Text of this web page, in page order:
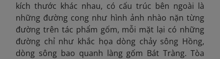
kích thước khác nhau, có cấu trúc bên ngoài là
những đường cong như hình ảnh nhào nặn từng
đường trên tác phẩm gốm, mỗi mặt lại có những
đường chỉ như khắc họa dòng chảy sông Hồng,
dòng sông bao quanh làng gốm Bát Tràng. Tòa